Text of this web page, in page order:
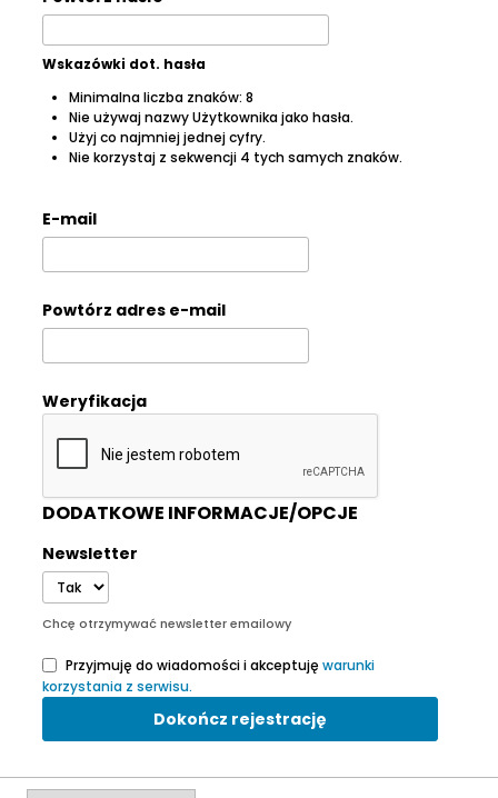
Wskazówki dot. hasła
Minimalna liczba znaków: 8
Nie używaj nazwy Użytkownika jako hasła.
Użyj co najmniej jednej cyfry.
Nie korzystaj z sekwencji 4 tych samych znaków.
E-mail
Powtórz adres e-mail
Weryfikacja
DODATKOWE INFORMACJE/OPCJE
Newsletter
Chcę otrzymywać newsletter emailowy
Przyjmuję do wiadomości i akceptuję warunki
korzystania z serwisu.
Dokończ rejestrację